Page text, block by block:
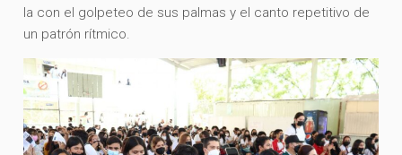
la con el golpeteo de sus palmas y el canto repetitivo de
un patrón rítmico.